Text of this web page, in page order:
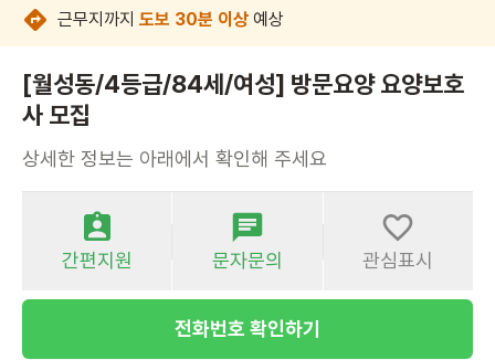
근무지까지 도보 30분 이상 예상
[월성동/4등급/84세/여성] 방문요양 요양보호
사 모집
상세한 정보는 아래에서 확인해 주세요
간편지원 문자문의 관심표시
전화번호 확인하기